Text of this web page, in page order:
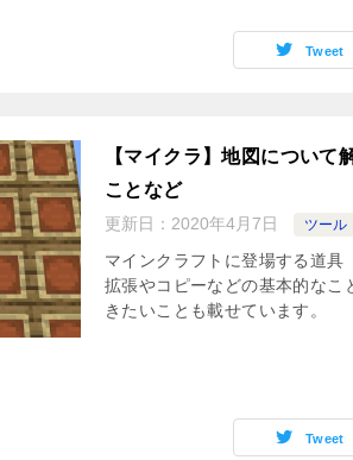
Tweet
【マイクラ】地図につい
ことなど
更新日： 2020年4月7日 ツール
マインクラフトに登場する道具
拡張やコピーなどの基本的なこ
きたいことも載せています。
Tweet